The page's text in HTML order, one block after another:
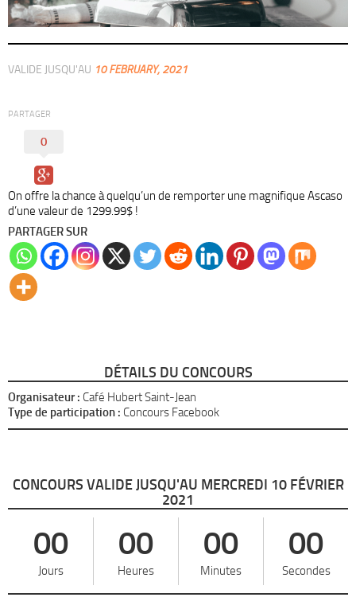
VALIDE JUSQU'AU 10 FEBRUARY, 2021
PARTAGER
0
On offre la chance à quelqu’un de remporter une magnifique Ascaso
d’une valeur de 1299.99$ !
PARTAGER SUR
DÉTAILS DU CONCOURS
Organisateur : Café Hubert Saint-Jean
Type de participation : Concours Facebook
CONCOURS VALIDE JUSQU'AU MERCREDI 10 FÉVRIER
2021
00
Jours
00
Heures
00
Minutes
00
Secondes